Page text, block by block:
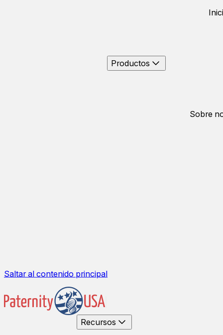
Saltar al contenido principal
Productos
Sobre
Recursos